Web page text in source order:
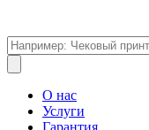
Поиск
товаров
О нас
Услуги